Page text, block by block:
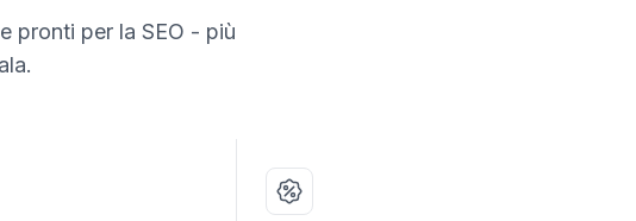
pronti per la SEO - più